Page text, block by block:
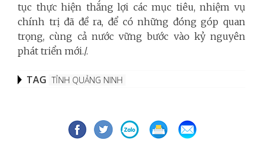
tục thực hiện thắng lợi các mục tiêu, nhiệm vụ
chính trị đã đề ra, để có những đóng góp quan
trọng, cùng cả nước vững bước vào kỷ nguyên
phát triển mới./.
TAG TỈNH QUẢNG NINH